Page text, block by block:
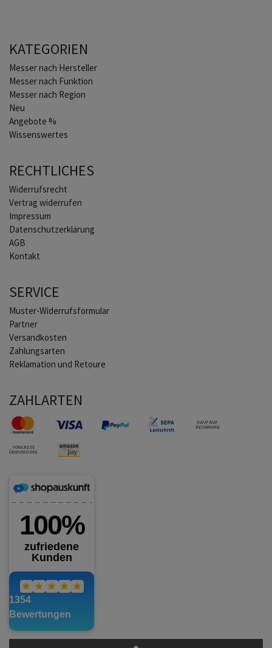
KATEGORIEN
Home
Messer nach Hersteller
Messer nach Funktion
Messer nach Region
Neu
Angebote %
Wissenswertes
RECHTLICHES
Widerrufs­recht
Vertrag widerrufen
Impressum
Daten­schutz­erklärung
AGB
Kontakt
SERVICE
Muster-Widerrufsformular
Partner
Versandkosten
Zahlungsarten
Reklamation und Retoure
ZAHLARTEN